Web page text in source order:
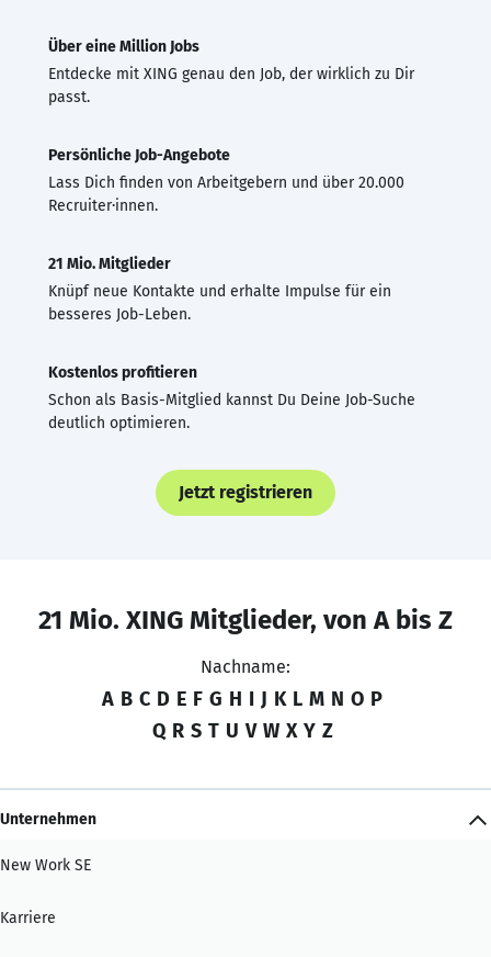
Über eine Million Jobs
Entdecke mit XING genau den Job, der wirklich zu Dir
passt.
Persönliche Job-Angebote
Lass Dich finden von Arbeitgebern und über 20.000
Recruiter·innen.
21 Mio. Mitglieder
Knüpf neue Kontakte und erhalte Impulse für ein
besseres Job-Leben.
Kostenlos profitieren
Schon als Basis-Mitglied kannst Du Deine Job-Suche
deutlich optimieren.
Jetzt registrieren
21 Mio. XING Mitglieder, von A bis Z
Nachname:
A B C D E F G H I J K L M N O P
Q R S T U V W X Y Z
Unternehmen
New Work SE
Karriere